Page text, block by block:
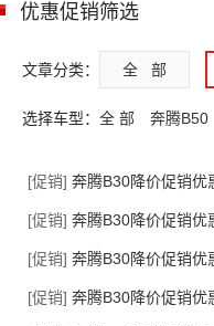
优惠促销筛选
文章分类： 全   部
选择车型： 全 部 奔腾B50
[促销] 奔腾B30降价促销优
[促销] 奔腾B30降价促销优
[促销] 奔腾B30降价促销优
[促销] 奔腾B30降价促销优